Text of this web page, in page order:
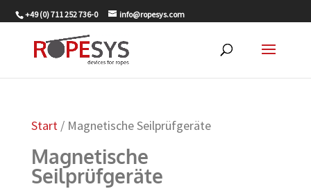
+49 (0) 711 252 736-0 info@ropesys.com
Start/ Magnetische Seilprüfgeräte
Magnetische
Seilprüfgeräte